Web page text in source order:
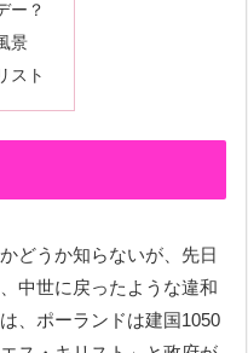
ー？
景
スト
どうか知らないが、先日
中世に戻ったような違和
、ポーランドは建国1050